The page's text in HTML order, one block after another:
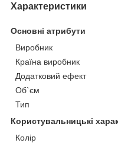
Характеристики
Основні атрибути
Виробник
Країна виробник
Додатковий ефект
Об`єм
Тип
Користувальницькі
Колір